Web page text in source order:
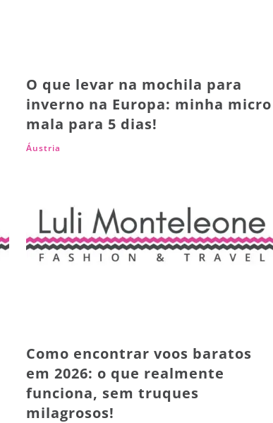
O que levar na mochila para
inverno na Europa: minha micro
mala para 5 dias!
Áustria
Como encontrar voos baratos
em 2026: o que realmente
funciona, sem truques
milagrosos!